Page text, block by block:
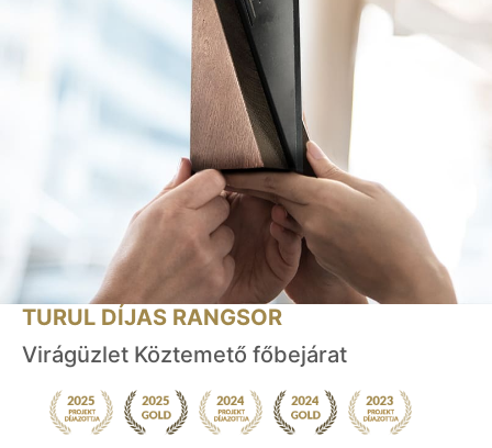
TURUL DÍJAS RANGSOR
Virágüzlet Köztemető főbejárat